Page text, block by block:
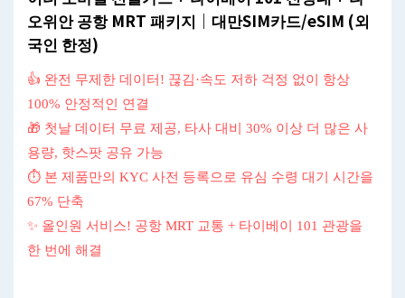
오위안 공항 MRT 패키지｜대만SIM카드/eSIM (외
국인 한정)
👍 완전 무제한 데이터! 끊김·속도 저하 걱정 없이 항상
100% 안정적인 연결
🎁 첫날 데이터 무료 제공, 타사 대비 30% 이상 더 많은 사
용량, 핫스팟 공유 가능
⏱ 본 제품만의 KYC 사전 등록으로 유심 수령 대기 시간을
67% 단축
✨ 올인원 서비스! 공항 MRT 교통 + 타이베이 101 관광을
한 번에 해결